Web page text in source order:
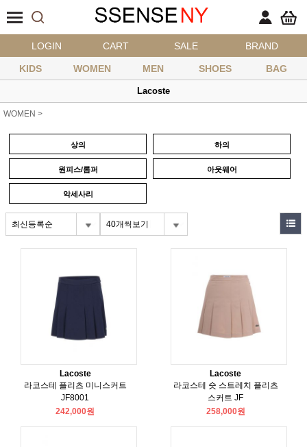
LOGIN CART SALE BRAND
KIDS WOMEN MEN SHOES BAG
Lacoste
WOMEN >
상의 하의
원피스/롬퍼 아웃웨어
악세사리
최신등록순 40개씩보기
Lacoste
라코스테 플리츠 미니스커트
JF8001
242,000원
Lacoste
라코스테 숏 스트레치 플리츠
스커트 JF
258,000원